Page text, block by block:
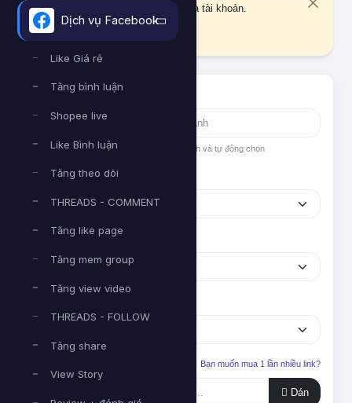
Dịch vụ Facebook
Like Giá rẻ
Tăng bình luận
Shopee live
Like Bình luận
Tăng theo dõi
THREADS - COMMENT
Tăng like page
Tăng mem group
Tăng view video
THREADS - FOLLOW
Tăng share
View Story
báo quan trọng về đơn hàng và tài khoản.
Tìm nhanh dịch vụ
Nhập tên hoặc ID dịch vụ để tìm kiếm nhanh và tự động chọn
Nền tảng
Phân loại
Bạn muốn mua 1 lần nhiều link?
Dán